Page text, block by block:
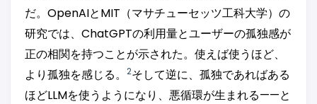
だ。OpenAIとMIT（マサチューセッツ工科大学）の
研究では、ChatGPTの利用量とユーザーの孤独感が
正の相関を持つことが示された。使えば使うほど、
より孤独を感じる。
2そして逆に、孤独であればある
ほどLLMを使うようになり、悪循環が生まれる——と